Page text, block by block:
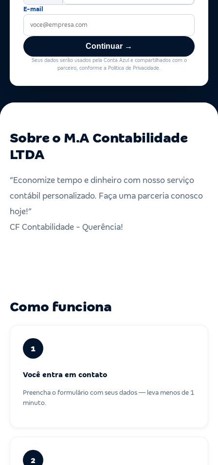
E-mail
Continuar →
Seus dados serão usados pela Conta Azul e compartilhados com o
parceiro, conforme a Política de Privacidade.
Sobre o M.A Contabilidade
LTDA
“Economize tempo e dinheiro com nosso serviço
contábil personalizado. Faça uma parceria conosco
hoje!”
CF Contabilidade - Querência!
Como funciona
1
Você entra em contato
Preencha o formulário com seus dados — leva menos de 1
minuto.
2